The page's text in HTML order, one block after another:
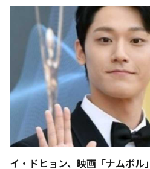
イ・ドヒョン、映画「ナムボル